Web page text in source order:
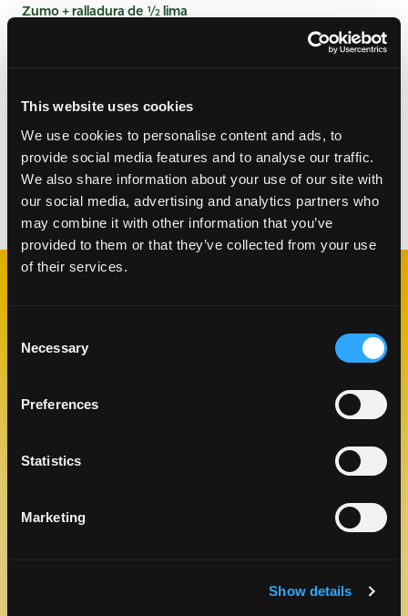
This website uses cookies
We use cookies to personalise content and ads, to
provide social media features and to analyse our traffic.
We also share information about your use of our site with
our social media, advertising and analytics partners who
may combine it with other information that you’ve
provided to them or that they’ve collected from your use
of their services.
Selection
Necessary
Preferences
Statistics
Marketing
Show details
Zumo + ralladura de ½ lima
Combine los ingredientes en una licuadora y
mezcle hasta que quede suave. Verter en copas y
servir.
Categorías:Batidos,Bebidas
RELACIONADAS
Like This